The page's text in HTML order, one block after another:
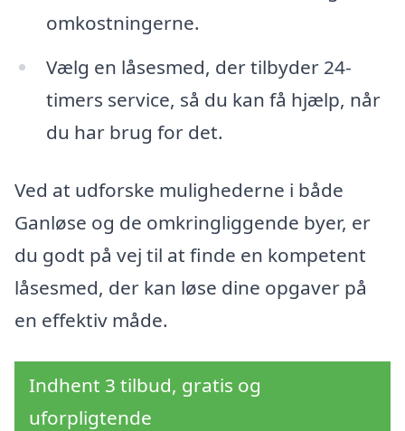
omkostningerne.
Vælg en låsesmed, der tilbyder 24-
timers service, så du kan få hjælp, når
du har brug for det.
Ved at udforske mulighederne i både
Ganløse og de omkringliggende byer, er
du godt på vej til at finde en kompetent
låsesmed, der kan løse dine opgaver på
en effektiv måde.
Indhent 3 tilbud, gratis og
uforpligtende